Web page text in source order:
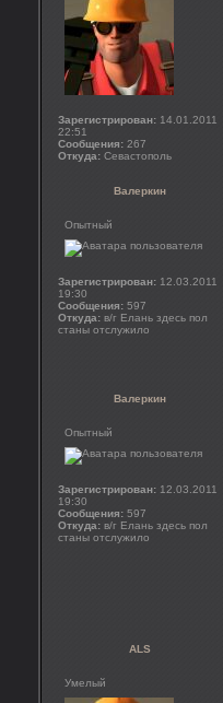
Зарегистрирован: 14.01.2011
22:51
Сообщения: 267
Откуда: Севастополь
Валеркин
Опытный
Зарегистрирован: 12.03.2011
19:30
Сообщения: 597
Откуда: в/г Елань здесь пол
станы отслужило
Валеркин
Опытный
Зарегистрирован: 12.03.2011
19:30
Сообщения: 597
Откуда: в/г Елань здесь пол
станы отслужило
ALS
Умелый